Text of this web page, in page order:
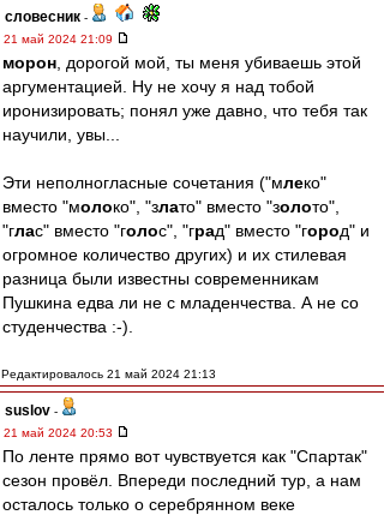
словесник -
21 май 2024 21:09
морон , дорогой мой, ты меня убиваешь этой
аргументацией. Ну не хочу я над тобой
иронизировать; понял уже давно, что тебя так
научили, увы...
Эти неполногласные сочетания ("млеко"
вместо "молоко", "злато" вместо "золото",
"глас" вместо "голос", "град" вместо "город" и
огромное количество других) и их стилевая
разница были известны современникам
Пушкина едва ли не с младенчества. А не со
студенчества :-).
Редактировалось 21 май 2024 21:13
suslov -
21 май 2024 20:53
По ленте прямо вот чувствуется как "Спартак"
сезон провёл. Впереди последний тур, а нам
осталось только о серебрянном веке